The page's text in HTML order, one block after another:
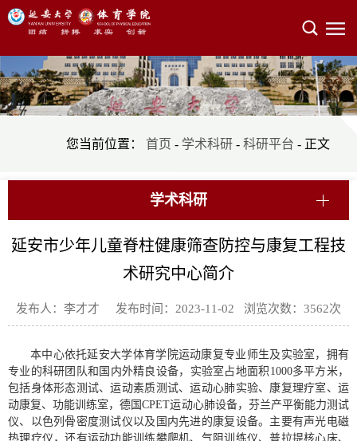
您当前位置： 首页 - 学术科研 -科研平台 - 正文
学术科研
延安市少年儿童脊柱健康筛查防控与康复工程技
术研究中心简介
发布人：李才才 发布时间：2023-11-02 浏览次数： 3562次
本中心依托延安大学体育学院运动康复专业师生及实验室，拥有
专业的科研团队和国内外精良设备，实验室占地面积1000多平方米，
包括身体形态测试、运动素质测试、运动心肺实验、康复理疗室、运
动康复、功能训练室，德国CPET运动心肺设备，芬兰产平衡能力测试
仪、以色列骨密度测试仪以及国内先进的康复设备。主要有声光电磁
热理疗仪，还有运动功能训练攀爬机、气阻训练仪、普拉提核心床、